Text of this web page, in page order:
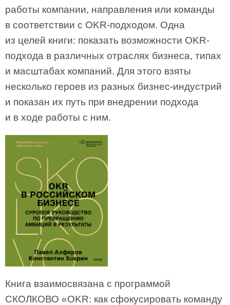
работы компании, направления или команды
в соответствии с OKR-подходом. Одна
из целей книги: показать возможности OKR-
подхода в различных отраслях бизнеса, типах
и масштабах компаний. Для этого взяты
несколько героев из разных бизнес-индустрий
и показан их путь при внедрении подхода
и в ходе работы с ним.
Книга взаимосвязана с программой
СКОЛКОВО «OKR: как сфокусировать команду